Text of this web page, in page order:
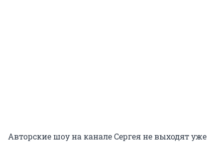
Авторские шоу на канале Сергея не выходят уже